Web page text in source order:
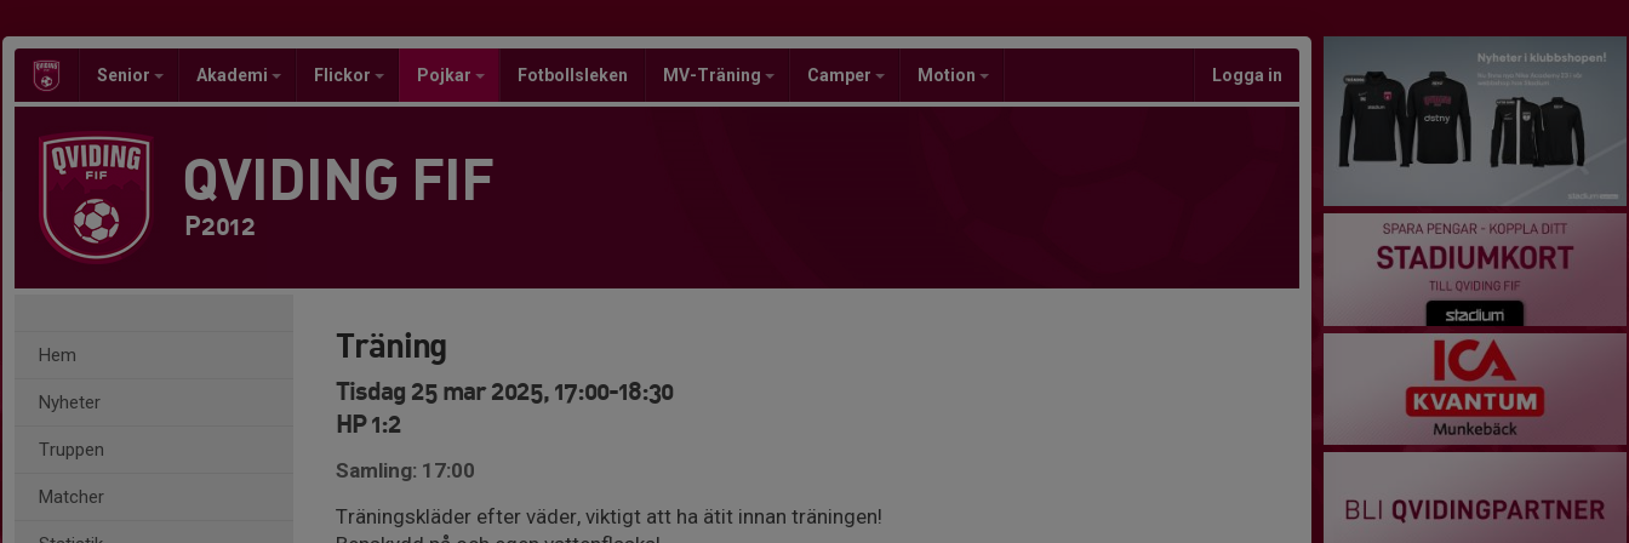
Senior Akademi Flickor Pojkar Fotbollsleken MV-Träning Camper Motion Logga in
QVIDING FIF
P2012
Hem
Nyheter
Truppen
Matcher
Träning
Tisdag 25 mar 2025, 17:00-18:30
HP 1:2
Samling: 17:00
Träningskläder efter väder, viktigt att ha ätit innan träningen!